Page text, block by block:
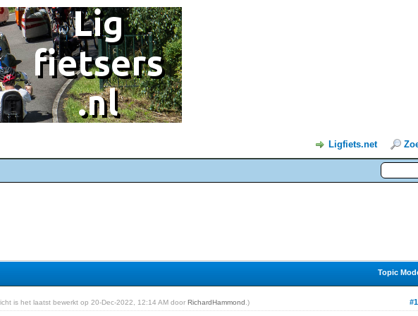
Ligfiets.net
Topic
#1
is het laatst bewerkt op 20-Dec-2022, 12:14 AM doorRichardHammond .)